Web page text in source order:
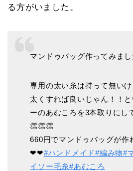
る方がいました。
マンドゥバッグ作ってみまし
専用の太い糸は持って無い
太くすれば良いじゃん！！
ーのあむころを3本取りにし
👏👏👏
660円でマンドゥバッグが
❤❤#ハンドメイド#編み物#
イソー毛糸#あむころ